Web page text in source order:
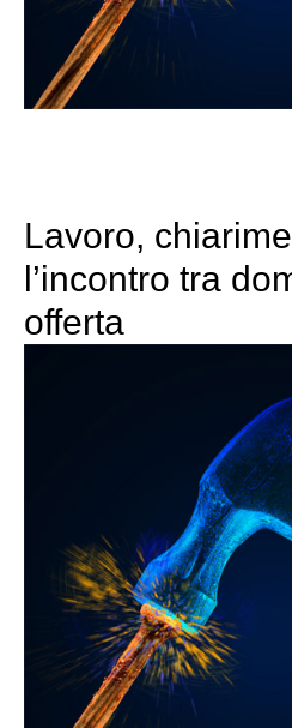
Lavoro,
l’incontro tra
offerta